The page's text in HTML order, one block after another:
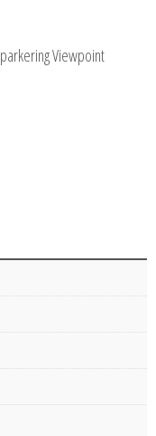
Viewpoint